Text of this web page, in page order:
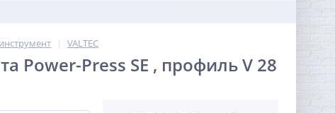
VALTEC
Power-Press SЕ , профиль V 28